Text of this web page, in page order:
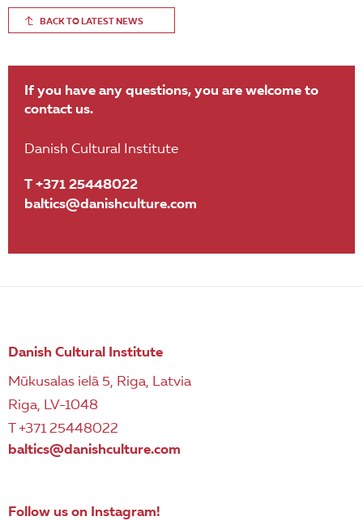
BACK TO LATEST NEWS
If you have any questions, you are welcome to
contact us.
Danish Cultural Institute
T +371 25448022
baltics@danishculture.com
Danish Cultural Institute
Mūkusalas ielā 5, Riga, Latvia
Riga, LV-1048
T +371 25448022
baltics@danishculture.com
Follow us on Instagram!